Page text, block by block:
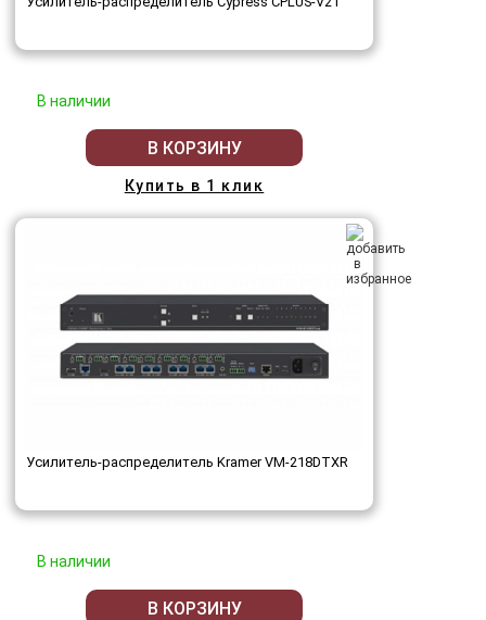
В наличии
В КОРЗИНУ
Купить в 1 клик
Усилитель-распределитель Kramer VM-218DTXR
В наличии
В КОРЗИНУ